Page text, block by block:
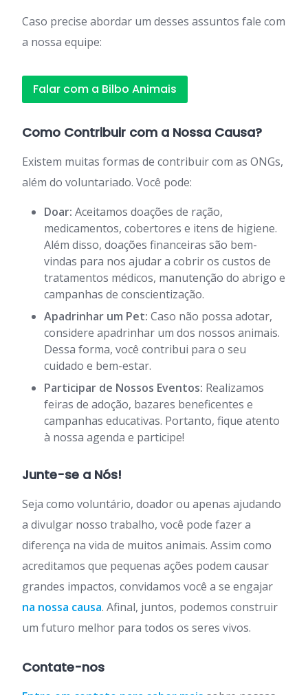
Caso precise abordar um desses assuntos fale com
a nossa equipe:
Falar com a Bilbo Animais
Como Contribuir com a Nossa Causa?
Existem muitas formas de contribuir com as ONGs,
além do voluntariado. Você pode:
Doar: Aceitamos doações de ração,
medicamentos, cobertores e itens de higiene.
Além disso, doações financeiras são bem-
vindas para nos ajudar a cobrir os custos de
tratamentos médicos, manutenção do abrigo e
campanhas de conscientização.
Apadrinhar um Pet: Caso não possa adotar,
considere apadrinhar um dos nossos animais.
Dessa forma, você contribui para o seu
cuidado e bem-estar.
Participar de Nossos Eventos: Realizamos
feiras de adoção, bazares beneficentes e
campanhas educativas. Portanto, fique atento
à nossa agenda e participe!
Junte-se a Nós!
Seja como voluntário, doador ou apenas ajudando
a divulgar nosso trabalho, você pode fazer a
diferença na vida de muitos animais. Assim como
acreditamos que pequenas ações podem causar
grandes impactos, convidamos você a se engajar
na nossa causa. Afinal, juntos, podemos construir
um futuro melhor para todos os seres vivos.
Contate-nos